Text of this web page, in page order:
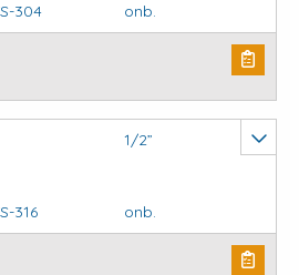
304 onb.
aantal
1/2”
316 onb.
aantal